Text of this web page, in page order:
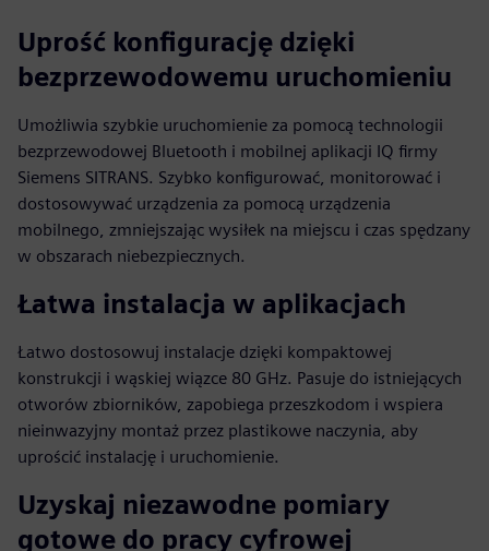
Uprość konfigurację dzięki
bezprzewodowemu uruchomieniu
Umożliwia szybkie uruchomienie za pomocą technologii
bezprzewodowej Bluetooth i mobilnej aplikacji IQ firmy
Siemens SITRANS. Szybko konfigurować, monitorować i
dostosowywać urządzenia za pomocą urządzenia
mobilnego, zmniejszając wysiłek na miejscu i czas spędzany
w obszarach niebezpiecznych.
Łatwa instalacja w aplikacjach
Łatwo dostosowuj instalacje dzięki kompaktowej
konstrukcji i wąskiej wiązce 80 GHz. Pasuje do istniejących
otworów zbiorników, zapobiega przeszkodom i wspiera
nieinwazyjny montaż przez plastikowe naczynia, aby
uprościć instalację i uruchomienie.
Uzyskaj niezawodne pomiary
gotowe do pracy cyfrowej